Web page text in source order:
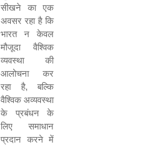
सीखने का एक
अवसर रहा है कि
भारत न केवल
मौजूदा वैश्विक
व्यवस्था की
आलोचना कर
रहा है, बल्कि
वैश्विक अव्यवस्था
के प्रबंधन के
लिए समाधान
प्रदान करने में